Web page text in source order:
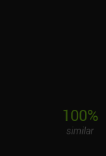
100%
similar